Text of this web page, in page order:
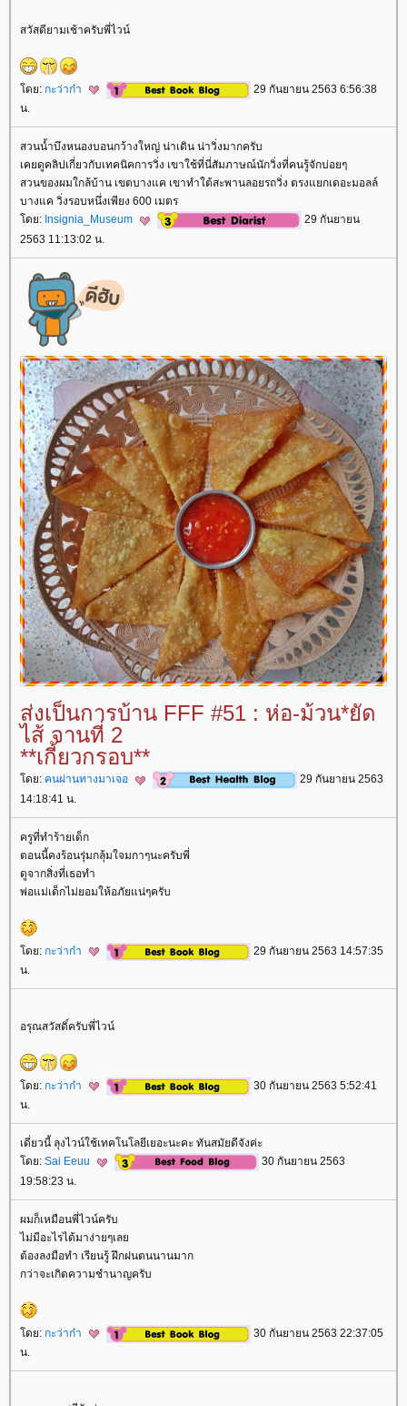
สวัสดียามเช้าครับพี่ไวน์
ดย: กะว่าก๋า
29 กันยายน 2563 6:56:38
น.
สวนน้ำบึงหนองบอนกว้างใหญ่ น่าเดิน น่าวิ่งมากครับ
เคยดูคลิปเกี่ยวกับเทคนิคการวิ่ง เขาใช้ที่นี่สัมภาษณ์นักวิ่งที่คนรู้จักบ่อยๆ
สวนของผมใกล้บ้าน เขตบางแค เขาทำใต้สะพานลอยรถวิ่ง ตรงแยกเดอะมอลล์
บางแค วิ่งรอบหนึ่งเพียง 600 เมตร
ดย: Insignia_Museum
29 กันยายน
2563 11:13:02 น.
ส่งเป็นการบ้าน FFF #51 : ห่อ-ม้วน*ยัด
ไส้ จานที่ 2
**เกี้ยวกรอบ**
ดย: คนผ่านทางมาเจอ
29 กันยายน 2563
14:18:41 น.
ครูที่ทำร้ายเด็ก
ตอนนี้คงร้อนรุ่มกลุ้มใจมกาๆนะครับพี่
ดูจากสิ่งที่เธอทำ
พ่อแม่เด็กไม่ยอมให้อภัยแน่ๆครับ
ดย: กะว่าก๋า
29 กันยายน 2563 14:57:35
น.
อรุณสวัสดิ์ครับพี่ไวน์
ดย: กะว่าก๋า
30 กันยายน 2563 5:52:41
น.
เดี่ยวนี้ ลุงไวน์ใช้เทคโนโลยีเยอะนะคะ ทันสมัยดีจังค่ะ
ดย: Sai Eeuu
30 กันยายน 2563
19:58:23 น.
ผมก็เหมือนพี่ไวน์ครับ
ไม่มีอะไรได้มาง่ายๆเล
ต้องลงมือทำ เรียนรู้ ฝึกฝนตนนานมาก
กว่าจะเกิดความชำนาญครับ
ดย: กะว่าก๋า
30 กันยายน 2563 22:37:05
น.